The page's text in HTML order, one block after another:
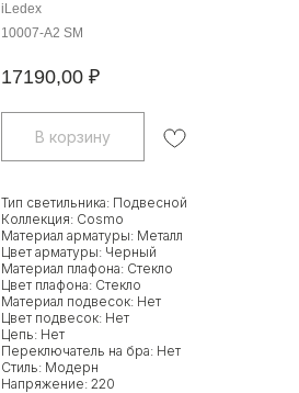
iLedex
10007-A2 SM
17190,00 ₽
В корзину
Тип светильника: Подвесной
Коллекция: Cosmo
Материал арматуры: Металл
Цвет арматуры: Черный
Материал плафона: Стекло
Цвет плафона: Стекло
Материал подвесок: Нет
Цвет подвесок: Нет
Цепь: Нет
Переключатель на бра: Нет
Стиль: Модерн
Напряжение: 220